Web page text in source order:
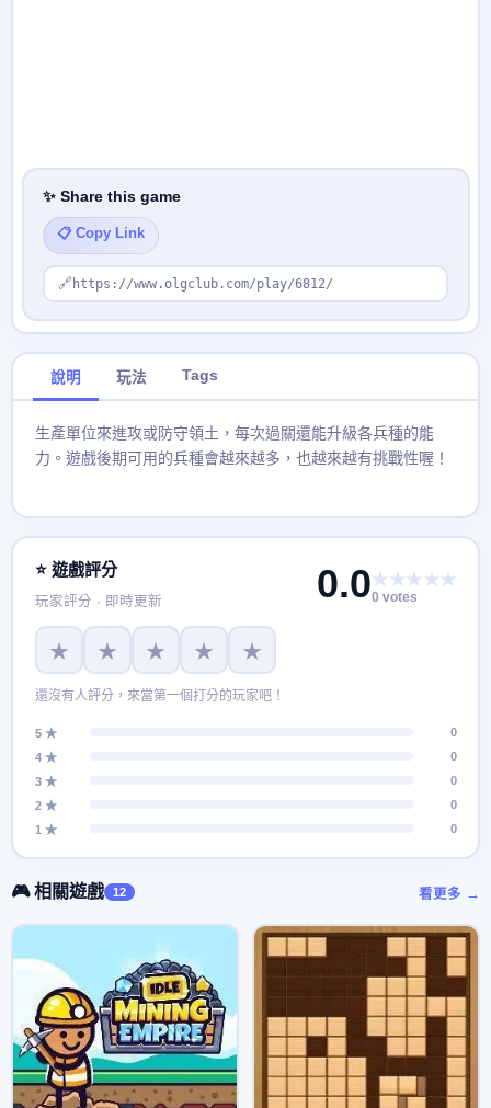
✨ Share this game
📋 Copy Link
🔗 https://www.olgclub.com/play/6812/
說明 玩法 Tags
生產單位來進攻或防守領土，每次過關還能升級各兵種的能
力。遊戲後期可用的兵種會越來越多，也越來越有挑戰性喔！
⭐ 遊戲評分
玩家評分 · 即時更新 0.0★★★★★
0 votes
★ ★ ★ ★ ★
還沒有人評分，來當第一個打分的玩家吧！
5 ★
0
4 ★
0
3 ★
0
2 ★
0
1 ★
0
🎮 相關遊戲 12 看更多 →